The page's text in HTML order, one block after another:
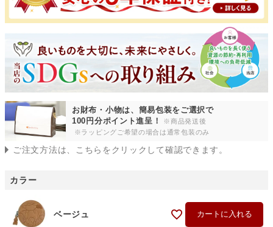
お財布・小物は、簡易包装をご選択で
100円分ポイント進呈！
※商品発送後
※ラッピングご希望の場合は通常包装のみ
ご注文方法は、こちらをクリックして確認できます。
カラー
ベージュ カートに入れる